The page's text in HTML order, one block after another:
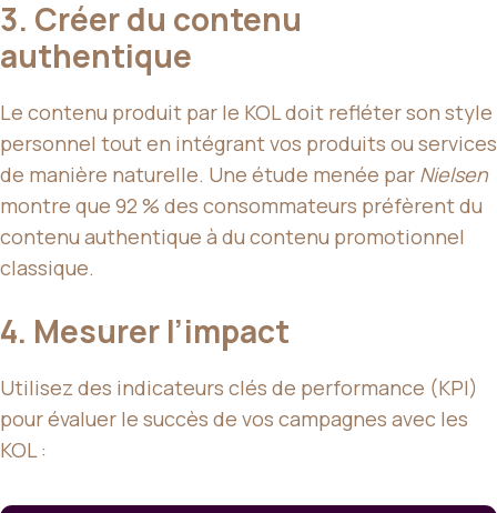
3. Créer du contenu
authentique
Le contenu produit par le KOL doit refléter son style
personnel tout en intégrant vos produits ou services
de manière naturelle. Une étude menée par Nielsen
montre que 92 % des consommateurs préfèrent du
contenu authentique à du contenu promotionnel
classique.
4. Mesurer l’impact
Utilisez des indicateurs clés de performance (KPI)
pour évaluer le succès de vos campagnes avec les
KOL :